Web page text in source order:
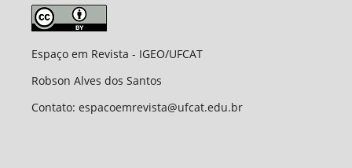
Espaço em Revista - IGEO/UFCAT
Robson Alves dos Santos
Contato: espacoemrevista@ufcat.edu.br